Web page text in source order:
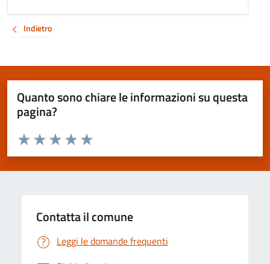
Indietro
Quanto sono chiare le informazioni su questa
pagina?
Valuta da 1 a 5 stelle la pagina
Valuta 5 stelle su 5
Valuta 4 stelle su 5
Valuta 3 stelle su 5
Valuta 2 stelle su 5
Valuta 1 stelle su 5
Contatta il comune
Leggi le domande frequenti